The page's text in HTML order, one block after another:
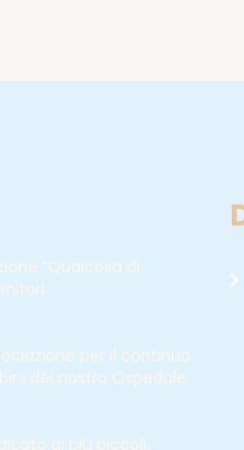
“Qualcosa di
per il continuo
del nostro Ospedale
ai più piccoli,